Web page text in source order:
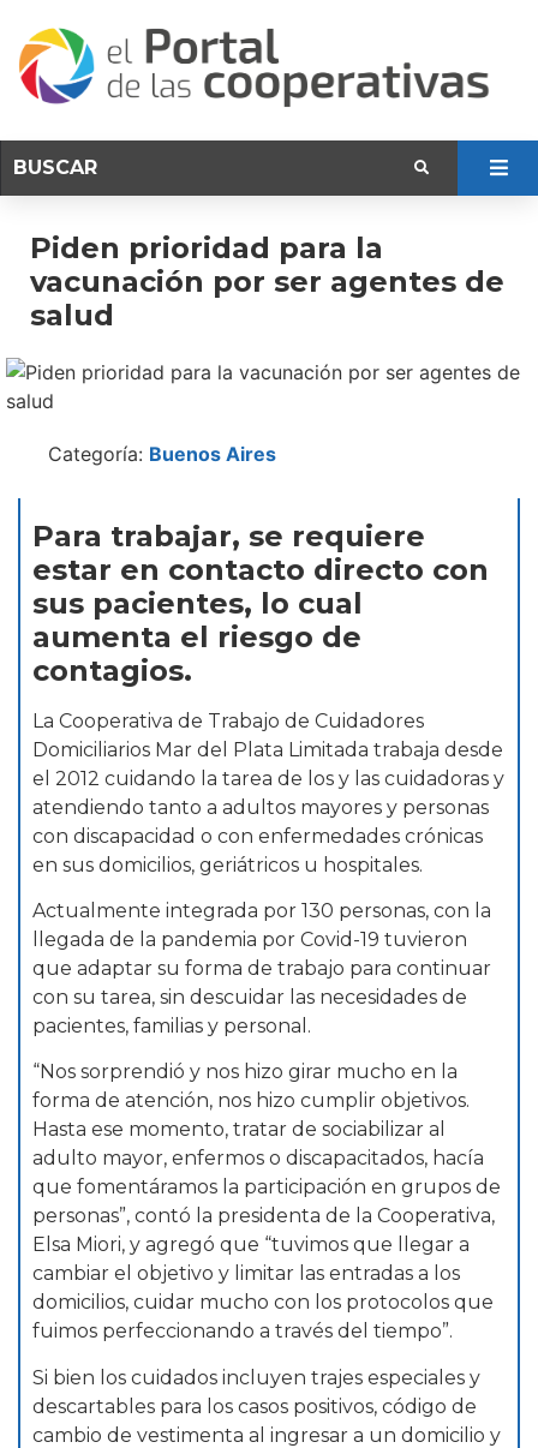
Piden prioridad para la
vacunación por ser agentes de
salud
Categoría: Buenos Aires
Para trabajar, se requiere
estar en contacto directo con
sus pacientes, lo cual
aumenta el riesgo de
contagios.
La Cooperativa de Trabajo de Cuidadores
Domiciliarios Mar del Plata Limitada trabaja desde
el 2012 cuidando la tarea de los y las cuidadoras y
atendiendo tanto a adultos mayores y personas
con discapacidad o con enfermedades crónicas
en sus domicilios, geriátricos u hospitales.
Actualmente integrada por 130 personas, con la
llegada de la pandemia por Covid-19 tuvieron
que adaptar su forma de trabajo para continuar
con su tarea, sin descuidar las necesidades de
pacientes, familias y personal.
“Nos sorprendió y nos hizo girar mucho en la
forma de atención, nos hizo cumplir objetivos.
Hasta ese momento, tratar de sociabilizar al
adulto mayor, enfermos o discapacitados, hacía
que fomentáramos la participación en grupos de
personas”, contó la presidenta de la Cooperativa,
Elsa Miori, y agregó que “tuvimos que llegar a
cambiar el objetivo y limitar las entradas a los
domicilios, cuidar mucho con los protocolos que
fuimos perfeccionando a través del tiempo”.
Si bien los cuidados incluyen trajes especiales y
descartables para los casos positivos, código de
cambio de vestimenta al ingresar a un domicilio y